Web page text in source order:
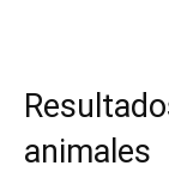
animales